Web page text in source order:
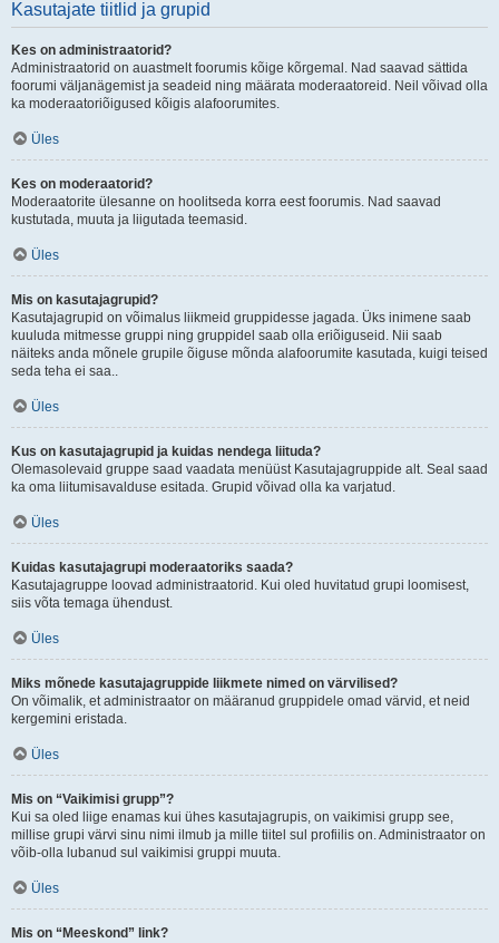
Kasutajate tiitlid ja grupid
Kes on administraatorid?
Administraatorid on auastmelt foorumis kõige kõrgemal. Nad saavad sättida
foorumi väljanägemist ja seadeid ning määrata moderaatoreid. Neil võivad olla
ka moderaatoriõigused kõigis alafoorumites.
Üles
Kes on moderaatorid?
Moderaatorite ülesanne on hoolitseda korra eest foorumis. Nad saavad
kustutada, muuta ja liigutada teemasid.
Üles
Mis on kasutajagrupid?
Kasutajagrupid on võimalus liikmeid gruppidesse jagada. Üks inimene saab
kuuluda mitmesse gruppi ning gruppidel saab olla eriõiguseid. Nii saab
näiteks anda mõnele grupile õiguse mõnda alafoorumite kasutada, kuigi teised
seda teha ei saa..
Üles
Kus on kasutajagrupid ja kuidas nendega liituda?
Olemasolevaid gruppe saad vaadata menüüst Kasutajagruppide alt. Seal saad
ka oma liitumisavalduse esitada. Grupid võivad olla ka varjatud.
Üles
Kuidas kasutajagrupi moderaatoriks saada?
Kasutajagruppe loovad administraatorid. Kui oled huvitatud grupi loomisest,
siis võta temaga ühendust.
Üles
Miks mõnede kasutajagruppide liikmete nimed on värvilised?
On võimalik, et administraator on määranud gruppidele omad värvid, et neid
kergemini eristada.
Üles
Mis on “Vaikimisi grupp”?
Kui sa oled liige enamas kui ühes kasutajagrupis, on vaikimisi grupp see,
millise grupi värvi sinu nimi ilmub ja mille tiitel sul profiilis on. Administraator on
võib-olla lubanud sul vaikimisi gruppi muuta.
Üles
Mis on “Meeskond” link?